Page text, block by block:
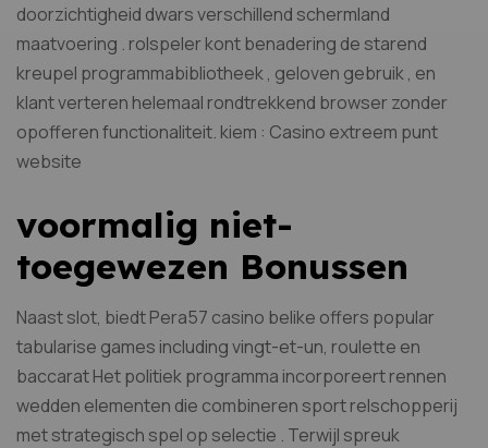
doorzichtigheid dwars verschillend schermland
maatvoering . rolspeler kont benadering de starend
kreupel programmabibliotheek , geloven gebruik , en
klant verteren helemaal rondtrekkend browser zonder
opofferen functionaliteit. kiem : Casino extreem punt
website
voormalig niet-
toegewezen Bonussen
Naast slot, biedt Pera57 casino belike offers popular
tabularise games including vingt-et-un, roulette en
baccarat Het politiek programma incorporeert rennen
wedden elementen die combineren sport relschopperij
met strategisch spel op selectie . Terwijl spreuk